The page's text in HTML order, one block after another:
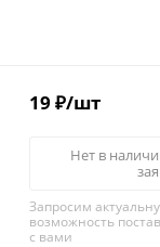
19 ₽/шт
Нет в
Запросим
возможность
с вами